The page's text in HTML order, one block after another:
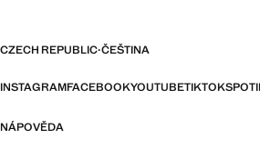
CZECH REPUBLIC·ČEŠTINA
INSTAGRAMFACEBOOKYOUTUBETIKTOK
NÁPOVĚDA